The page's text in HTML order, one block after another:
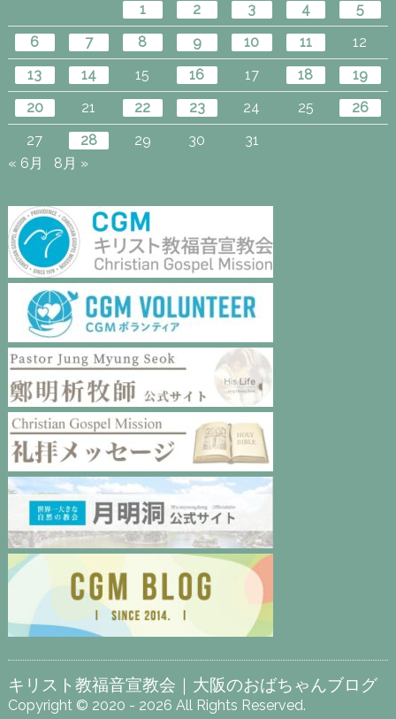
1
2 3 4
5
6
7 8 9 10 11
12
13
14 15 16 17 18
19
20
21 22 23 24 25
26
27
28 29 30
31
« 6月
8月 »
キリスト教福音宣教会｜大阪のおばちゃんブログ
Copyright © 2020 - 2026 All Rights Reserved.